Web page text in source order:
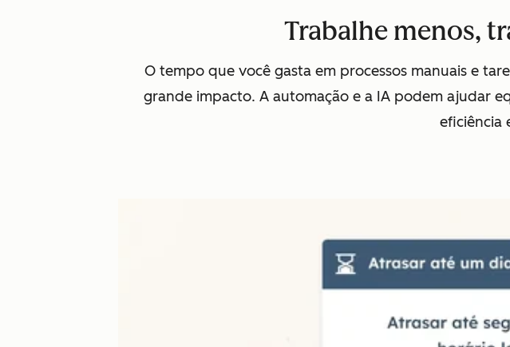
Trabalhe menos,
O tempo que você gasta em processos manuais e
grande impacto. A automação e a IA podem ajudar
eficiência